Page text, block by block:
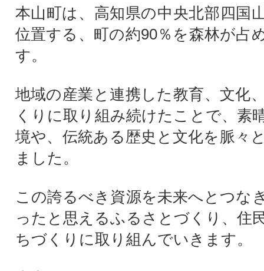
本山町は、高知県の中央北部四国
位置する、町の約90％を森林が占
す。
地域の産業と連携した教育、文化
くりに取り組み続けたことで、素
境や、伝統ある歴史と文化を脈々
ました。
この誇るべき資源を未来へとつな
ったと思えるふるさとづくり、住
ちづくりに取り組んでいきます。